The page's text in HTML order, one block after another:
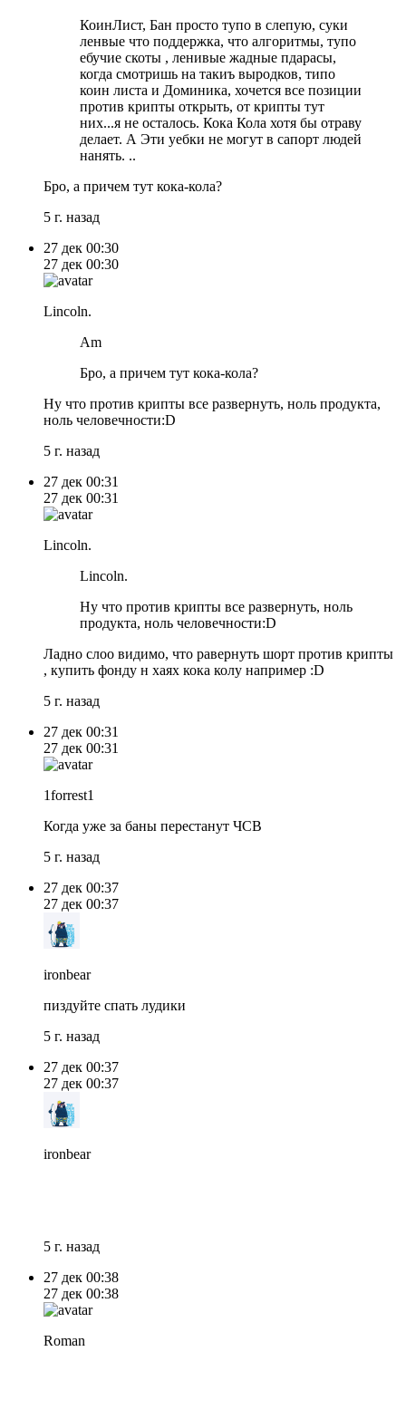
КоинЛист, Бан просто тупо в слепую, суки
ленвые что поддержка, что алгоритмы, тупо
ебучие скоты , ленивые жадные пдарасы,
когда смотришь на такиъ выродков, типо
коин листа и Доминика, хочется все позиции
против крипты открыть, от крипты тут
них...я не осталось. Кока Кола хотя бы отраву
делает. А Эти уебки не могут в сапорт людей
нанять. ..
Бро, а причем тут кока-кола?
5 г. назад
27 дек 00:30
27 дек 00:30
Lincoln.
Am
Бро, а причем тут кока-кола?
Ну что против крипты все развернуть, ноль продукта,
ноль человечности:D
5 г. назад
27 дек 00:31
27 дек 00:31
Lincoln.
Lincoln.
Ну что против крипты все развернуть, ноль
продукта, ноль человечности:D
Ладно слоо видимо, что равернуть шорт против крипты
, купить фонду н хаях кока колу например :D
5 г. назад
27 дек 00:31
27 дек 00:31
1forrest1
Когда уже за баны перестанут ЧСВ
5 г. назад
27 дек 00:37
27 дек 00:37
ironbear
пиздуйте спать лудики
5 г. назад
27 дек 00:37
27 дек 00:37
ironbear
5 г. назад
27 дек 00:38
27 дек 00:38
Roman